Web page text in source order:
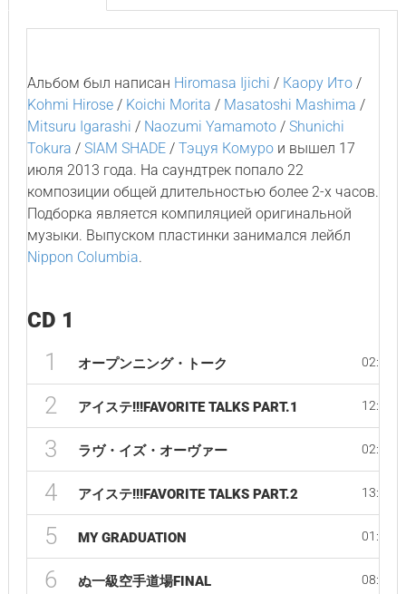
Альбом был написан Hiromasa Ijichi / Каору Ито/
Kohmi Hirose/ Koichi Morita / Masatoshi Mashima /
Mitsuru Igarashi / Naozumi Yamamoto/ Shunichi
Tokura / SIAM SHADE/ Тэцуя Комурои вышел 17
июля 2013 года. На саундтрек попало 22
композиции общей длительностью более 2-х часов.
Подборка является компиляцией оригинальной
музыки. Выпуском пластинки занимался лейбл
Nippon Columbia.
CD 1
1 オープンニング・トーク 02:20
2 アイステ!!!FAVORITE TALKS PART.1 12:24
3 ラヴ・イズ・オーヴァー 02:32
4 アイステ!!!FAVORITE TALKS PART.2 13:17
5 MY GRADUATION 01:47
6 ぬ一級空手道場FINAL 08:01